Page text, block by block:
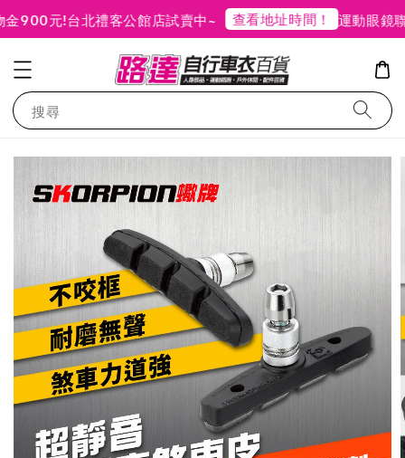
900元!台北禮客公館店試賣中~ 查看地址時間！ 運動眼鏡聯
搜尋